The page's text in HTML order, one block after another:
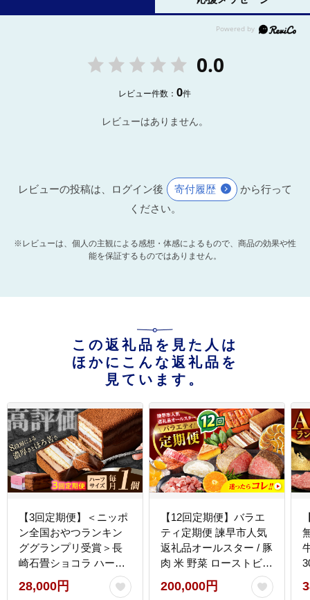
0.0
レビュー件数：0件
レビューはありません。
レビューの投稿は、ログイン後 寄付履歴
から行って
ください。
※レビューは、個人の主観による感想・体感によるもので、商品の効果や性
能を保証するものではありません。
この返礼品を見た人は
ほかにこんな返礼品を
見ています。
【3回定期便】＜ニッポ
ン全国おやつランキン
ググランプリ受賞＞長
崎石畳ショコラ ハーフ
サイズ 1個 / 石畳ショコ
ラ チョコ ケーキ スイー
28,000円
【12回定期便】バラエ
ティ定期便 諫早市人気
返礼品オールスター / 豚
肉 米 野菜 ローストビー
フ スイーツ うなぎ ゼリ
ー カステラ 卵 餃子 み
200,000円